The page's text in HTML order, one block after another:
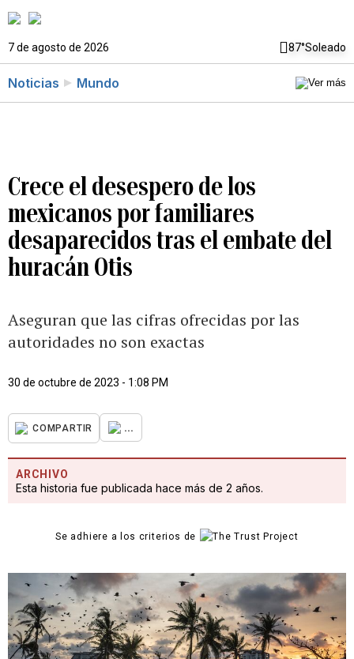
7 de agosto de 2026 87°Soleado
Noticias Mundo
Crece el desespero de los
mexicanos por familiares
desaparecidos tras el embate del
huracán Otis
Aseguran que las cifras ofrecidas por las
autoridades no son exactas
30 de octubre de 2023 - 1:08 PM
COMPARTIR ...
ARCHIVO
Esta historia fue publicada hace más de 2 años.
Se adhiere a los criterios de